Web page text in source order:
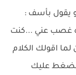
يقول بأسف :
غصب عني ...كنت
اقولك الكلام
بضغط عليك